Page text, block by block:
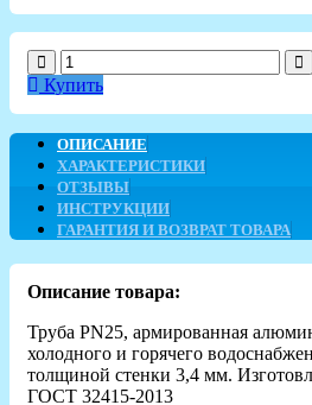
Купить
ОПИСАНИЕ
ХАРАКТЕРИСТИКИ
ОТЗЫВЫ
ИНСТРУКЦИИ
ГАРАНТИЯ И ВОЗВРАТ ТОВАРА
Описание товара:
Труба PN25, армированная
холодного и горячего
толщиной стенки 3,4 мм.
ГОСТ 32415-2013